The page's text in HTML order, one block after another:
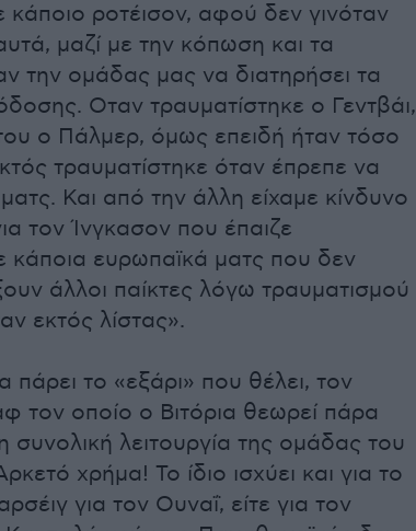
ροτέισον, αφού δεν γινόταν
μαζί με την κόπωση και τα
την ομάδας μας να διατηρήσει τα
Οταν τραυματίστηκε ο Γεντβάι,
ο Πάλμερ, όμως επειδή ήταν τόσο
τραυματίστηκε όταν έπρεπε να
Και από την άλλη είχαμε κίνδυνο
τον Ίνγκασον που έπαιζε
κάποια ευρωπαϊκά ματς που δεν
άλλοι παίκτες λόγω τραυματισμού
εκτός λίστας».
πάρει το «εξάρι» που θέλει, τον
τον οποίο ο Βιτόρια θεωρεί πάρα
συνολική λειτουργία της ομάδας του
χρήμα! Το ίδιο ισχύει και για το
για τον Ουναΐ, είτε για τον